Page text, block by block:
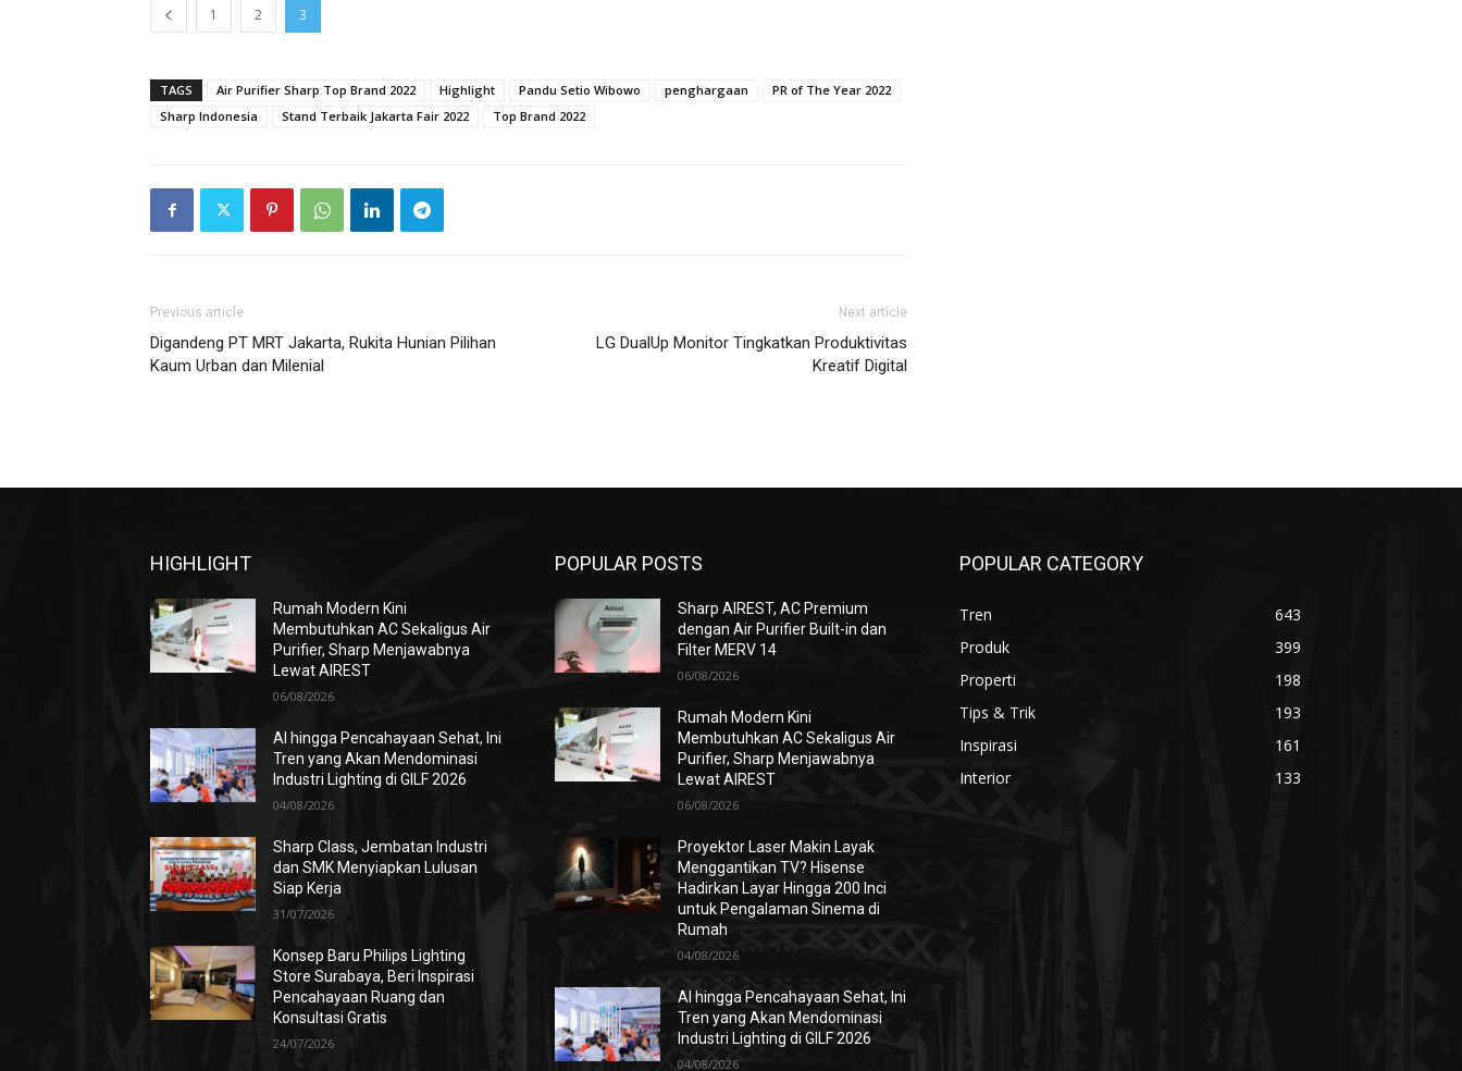
1 2 3
TAGS Air Purifier Sharp Top Brand 2022 Highlight Pandu Setio Wibowo penghargaan
PR of The Year 2022
Sharp Indonesia
Stand Terbaik Jakarta Fair 2022 Top Brand 2022
Previous article
Digandeng PT MRT Jakarta, Rukita Hunian Pilihan
Kaum Urban dan Milenial
Next article
LG DualUp Monitor Tingkatkan Produktivitas
Kreatif Digital
HIGHLIGHT
Rumah Modern Kini
Membutuhkan AC Sekaligus Air
Purifier, Sharp Menjawabnya
Lewat AIREST
06/08/2026
AI hingga Pencahayaan Sehat, Ini
Tren yang Akan Mendominasi
Industri Lighting di GILF 2026
04/08/2026
Sharp Class, Jembatan Industri
dan SMK Menyiapkan Lulusan
Siap Kerja
31/07/2026
Konsep Baru Philips Lighting
Store Surabaya, Beri Inspirasi
Pencahayaan Ruang dan
Konsultasi Gratis
24/07/2026
POPULAR POSTS
Sharp AIREST, AC Premium
dengan Air Purifier Built-in dan
Filter MERV 14
06/08/2026
Rumah Modern Kini
Membutuhkan AC Sekaligus Air
Purifier, Sharp Menjawabnya
Lewat AIREST
06/08/2026
Proyektor Laser Makin Layak
Menggantikan TV? Hisense
Hadirkan Layar Hingga 200 Inci
untuk Pengalaman Sinema di
Rumah
04/08/2026
AI hingga Pencahayaan Sehat, Ini
Tren yang Akan Mendominasi
Industri Lighting di GILF 2026
04/08/2026
POPULAR CATEGORY
Tren
643
Produk
399
Properti
198
Tips & Trik
193
Inspirasi
161
Interior
133